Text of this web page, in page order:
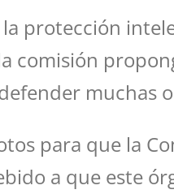
protección
comisión
muchas
para que la
a que este